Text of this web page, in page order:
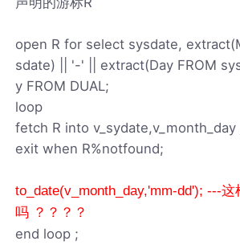
open R for select sysdate,
sdate) || '-' || extract(Day FROM
y FROM DUAL;
loop
fetch R into v_sydate,v_month_day
exit when R%notfound;
to_date(v_month_day,'mm-dd'); ---
吗 ？？？？
end loop ;